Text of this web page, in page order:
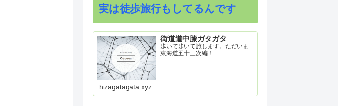
実は徒歩旅行もしてるんです
街道道中膝ガタガタ
歩いて歩いて旅します。ただいま
東海道五十三次編！
hizagatagata.xyz